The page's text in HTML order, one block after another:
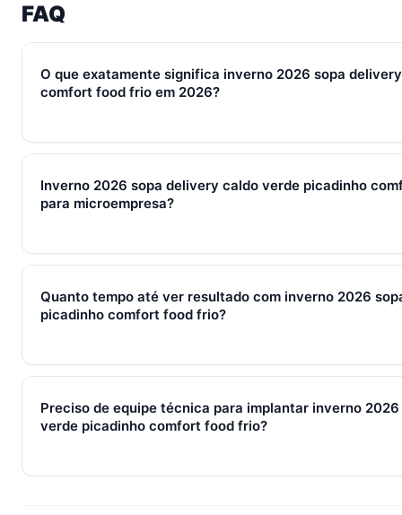
FAQ
O que exatamente significa inverno 2026 sopa
comfort food frio em 2026?
Em 2026, inverno 2026 sopa delivery caldo verde picadinho
qualificação, fechamento e pós-venda em um fluxo único.
em torno de WhatsApp + CRM + IA — três pilares que se
Inverno 2026 sopa delivery caldo verde picadinho
para microempresa?
Sim — e quanto antes melhor. Implantar inverno 2026 sopa
SocialHub começa em R$ 197/mês com 7 dias grátis sem
Quanto tempo até ver resultado com inverno 2026
picadinho comfort food frio?
Métricas de processo (tempo de resposta, follow-up)
Preciso de equipe técnica para implantar inverno
verde picadinho comfort food frio?